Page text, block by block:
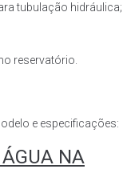
tubulação hidráulica;
reservatório.
e especificações:
ÁGUA NA